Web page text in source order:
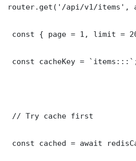
router.get('/api/v1/items',
const { page = 1, limit =
const cacheKey =
// Try cache first
const cached = await